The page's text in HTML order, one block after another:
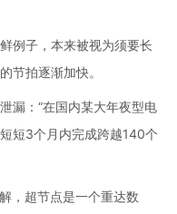
例子，本来被视为须要长
节拍逐渐加快。
漏：“在国内某大年夜型电
短3个月内完成跨越140个
，超节点是一个重达数